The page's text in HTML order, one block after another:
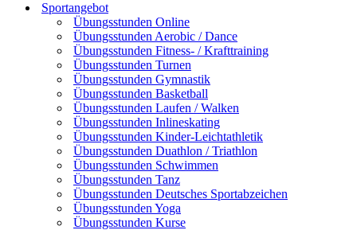
Sportangebot
Übungsstunden Online
Übungsstunden Aerobic / Dance
Übungsstunden Fitness- / Krafttraining
Übungsstunden Turnen
Übungsstunden Gymnastik
Übungsstunden Basketball
Übungsstunden Laufen / Walken
Übungsstunden Inlineskating
Übungsstunden Kinder-Leichtathletik
Übungsstunden Duathlon / Triathlon
Übungsstunden Schwimmen
Übungsstunden Tanz
Übungsstunden Deutsches Sportabzeichen
Übungsstunden Yoga
Übungsstunden Kurse